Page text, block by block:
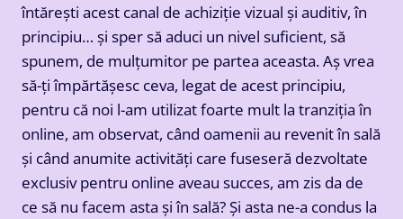
întărești acest canal de achiziție vizual și auditiv, în
principiu… și sper să aduci un nivel suficient, să
spunem, de mulțumitor pe partea aceasta. Aș vrea
să-ți împărtășesc ceva, legat de acest principiu,
pentru că noi l-am utilizat foarte mult la tranziția în
online, am observat, când oamenii au revenit în sală
și când anumite activități care fuseseră dezvoltate
exclusiv pentru online aveau succes, am zis da de
ce să nu facem asta și în sală? Și asta ne-a condus la